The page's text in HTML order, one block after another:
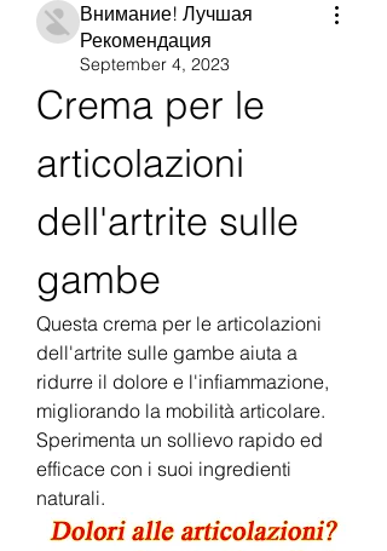
Внимание! Лучшая
Рекомендация
September 4, 2023
Crema per le
articolazioni
dell'artrite sulle
gambe
Questa crema per le articolazioni
dell'artrite sulle gambe aiuta a
ridurre il dolore e l'infiammazione,
migliorando la mobilità articolare.
Sperimenta un sollievo rapido ed
efficace con i suoi ingredienti
naturali.